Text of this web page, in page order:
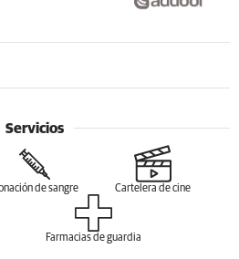
Servicios
de sangre Cartelera de cine
Farmacias de guardia